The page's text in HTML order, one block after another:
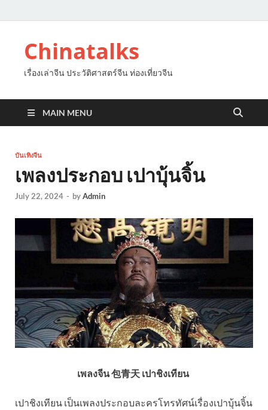
Chinatalks
เรื่องเล่าจีน ประวัติศาสตร์จีน ท่องเที่ยวจีน
MAIN MENU
บันเทิงจีน
เพลงประกอบ เปาบุ้นจิ้น
July 22, 2024 - byAdmin
เพลงจีน 包青天 เปาชิงเทียน
เปาชิงเทียน เป็นเพลงประกอบละครโทรทัศน์เรื่องเปาบุ้นจิ้น